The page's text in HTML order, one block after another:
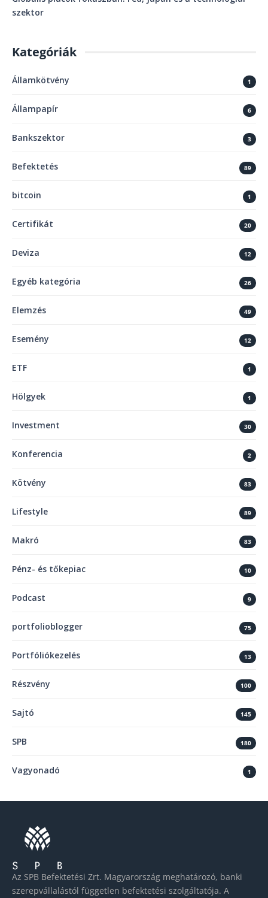
szektor
Kategóriák
Államkötvény 1
Állampapír 6
Bankszektor 3
Befektetés 89
bitcoin 1
Certifikát 20
Deviza 12
Egyéb kategória 26
Elemzés 49
Esemény 12
ETF 1
Hölgyek 1
Investment 30
Konferencia 2
Kötvény 83
Lifestyle 89
Makró 83
Pénz- és tőkepiac 10
Podcast 9
portfolioblogger 75
Portfóliókezelés 13
Részvény 100
Sajtó 145
SPB 180
Vagyonadó 1
Az SPB Befektetési Zrt. Magyarország meghatározó, banki
szerepvállalástól független befektetési szolgáltatója. A